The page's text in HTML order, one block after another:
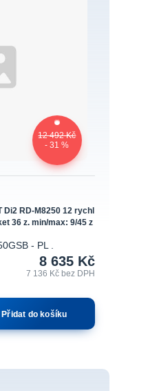
12 492 Kč
- 31 %
Di2 RD-M8250 12 rychl
36 z. min/max: 9/45 z
- PL .
8 635 Kč
7 136 Kč bez DPH
Přidat do košíku